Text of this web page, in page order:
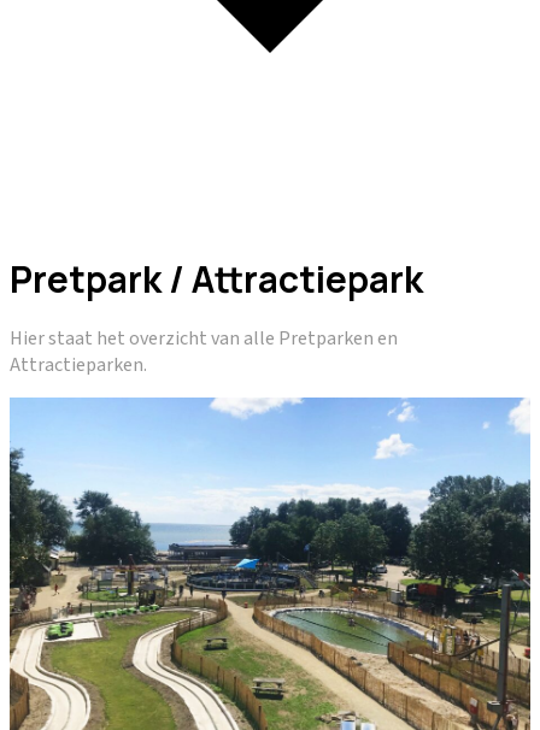
Pretpark / Attractiepark
Hier staat het overzicht van alle Pretparken en
Attractieparken.